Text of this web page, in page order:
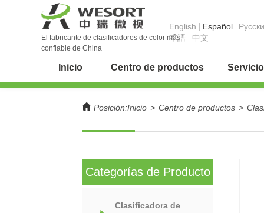
El fabricante de clasificadores de color más
confiable de China
English Español
本語
中文
Inicio Centro de productos
Posición:Inicio > Centro de productos >
Categorías de Producto
Clasificadora de